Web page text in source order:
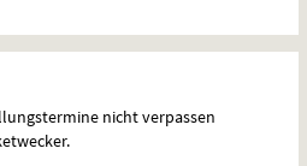
nicht verpassen